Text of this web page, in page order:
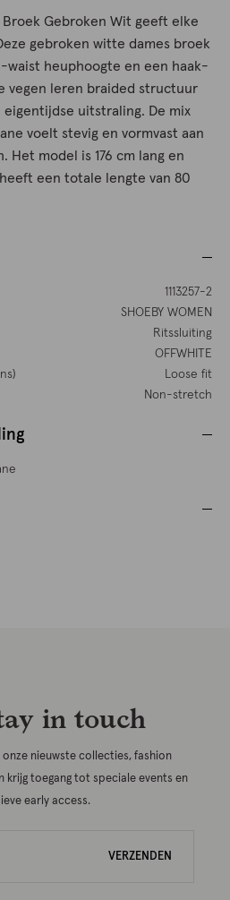
Broek Gebroken Wit geeft elke
gebroken witte dames broek
heuphoogte en een haak-
vegen leren braided structuur
uitstraling. De mix
voelt stevig en vormvast aan
model is 176 cm lang en
een totale lengte van 80
1113257-2
SHOEBY WOMEN
Ritssluiting
OFFWHITE
Loose fit
Non-stretch
in touch
nieuwste collecties, fashion
krijg toegang tot speciale events en
early access.
VERZENDEN